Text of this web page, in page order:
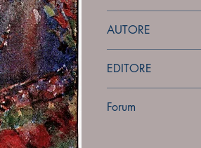
AUTORE
EDITORE
Forum